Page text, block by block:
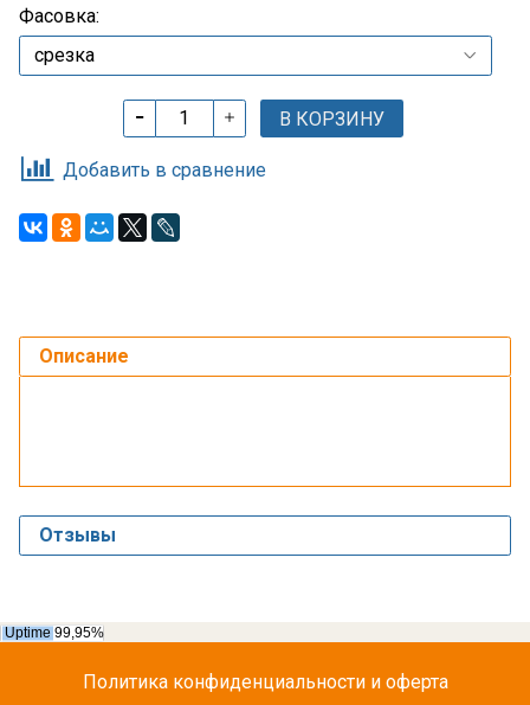
Фасовка:
В КОРЗИНУ
Добавить в сравнение
Описание
Отзывы
Политика конфиденциальности и оферта